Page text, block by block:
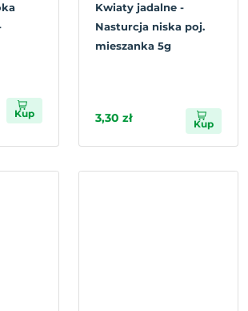
Kup
Kwiaty jadalne -
Nasturcja niska poj.
mieszanka 5g
3,30 zł Kup